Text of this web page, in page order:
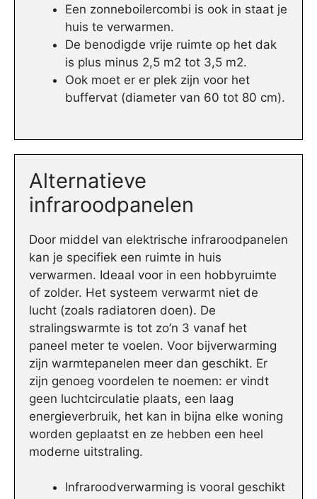
Een zonneboilercombi is ook in staat je
huis te verwarmen.
De benodigde vrije ruimte op het dak
is plus minus 2,5 m2 tot 3,5 m2.
Ook moet er er plek zijn voor het
buffervat (diameter van 60 tot 80 cm).
Alternatieve
infraroodpanelen
Door middel van elektrische infraroodpanelen
kan je specifiek een ruimte in huis
verwarmen. Ideaal voor in een hobbyruimte
of zolder. Het systeem verwarmt niet de
lucht (zoals radiatoren doen). De
stralingswarmte is tot zo’n 3 vanaf het
paneel meter te voelen. Voor bijverwarming
zijn warmtepanelen meer dan geschikt. Er
zijn genoeg voordelen te noemen: er vindt
geen luchtcirculatie plaats, een laag
energieverbruik, het kan in bijna elke woning
worden geplaatst en ze hebben een heel
moderne uitstraling.
Infraroodverwarming is vooral geschikt